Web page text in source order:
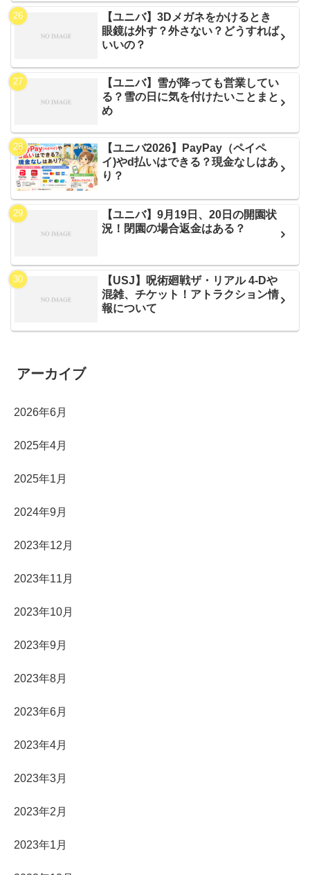
【ユニバ】3Dメガネをかけるとき
眼鏡は外す？外さない？どうすれば
いいの？
【ユニバ】雪が降っても営業してい
る？雪の日に気を付けたいことまと
め
【ユニバ2026】PayPay（ペイペ
イ)やd払いはできる？現金なしはあ
り？
【ユニバ】9月19日、20日の開園状
況！閉園の場合返金はある？
【USJ】呪術廻戦ザ・リアル 4-Dや
混雑、チケット！アトラクション情
報について
アーカイブ
2026年6月
2025年4月
2025年1月
2024年9月
2023年12月
2023年11月
2023年10月
2023年9月
2023年8月
2023年6月
2023年4月
2023年3月
2023年2月
2023年1月